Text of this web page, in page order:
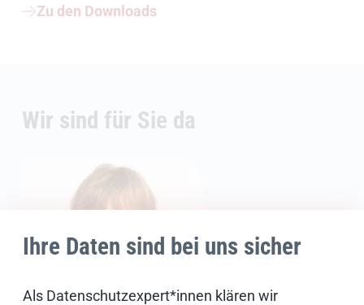
Ihre Daten sind bei uns sicher
Als Datenschutzexpert*innen klären wir
Zu den Downloads
Wir sind für Sie da